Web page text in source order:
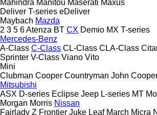
Mahindra Manitou Maserati Maxus
Deliver T-series eDeliver
Maybach Mazda
2 3 5 6Atenza BT CX Demio MX T-series
Mercedes-Benz
A-Class C-Class CL-Class CLA-Class
Sprinter V-Class Viano Vito
Mini
Clubman Cooper Countryman John
Mitsubishi
ASX D-series Eclipse Jeep L-series MT
Morgan Morris Nissan
Fairlady Z Frontier Juke Leaf March Micra